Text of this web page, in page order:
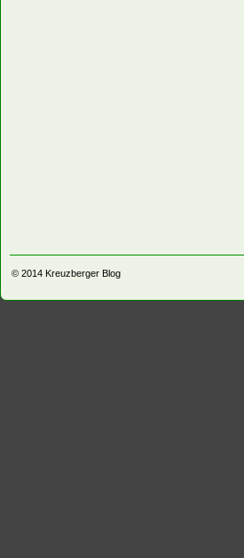
© 2014 Kreuzberger Blog